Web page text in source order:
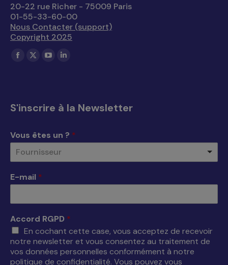
20-22 rue Richer - 75009 Paris
01-55-33-60-00
Nous Contacter (support)
Copyright 2025
Trouvez nous sur :
La
dans
nouvelle
fenêtre
La
dans
nouvelle
fenêtre
La
dans
nouvelle
fenêtre
La
dans
nouvelle
S'inscrire à la Newsletter
Vous êtes un ? *
Fournisseur
E-mail *
Accord RGPD *
En cochant cette case, vous acceptez de recevoir
notre newsletter et vous consentez au traitement de
vos données personnelles conformément à notre
politique de confidentialité. Vous pouvez vous